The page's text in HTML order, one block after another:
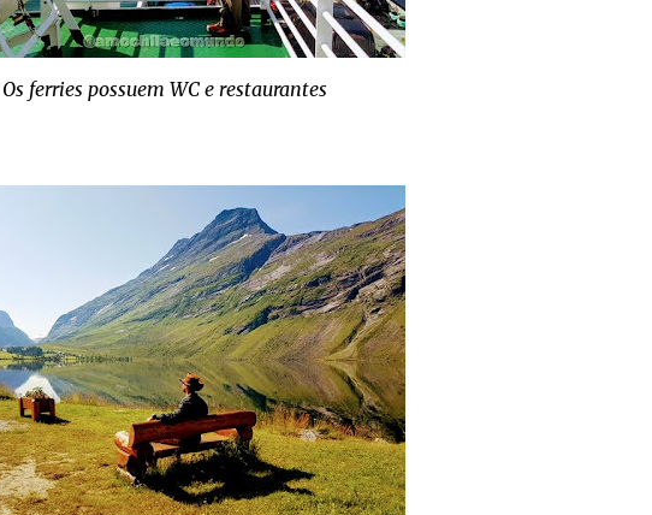
Os ferries possuem WC e restaurantes